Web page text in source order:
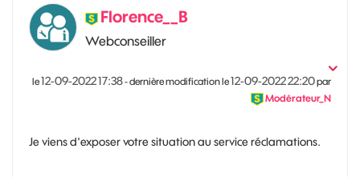
Florence__B
Webconseiller
le‎12-09-202217:38- dernière modification le‎12-09-202222:20par
Modérateur_N
Je viens d'exposer votre situation au service réclamations.